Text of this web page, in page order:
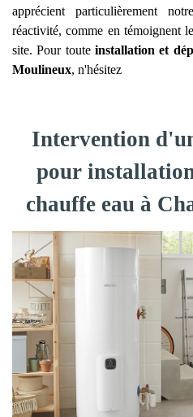
apprécient particulièrement
réactivité, comme en témoignent
site. Pour touteinstallation et
Moulineux, n'hésitez
Intervention
pour
chauffe eau à